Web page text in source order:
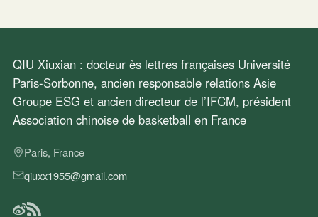
QIU Xiuxian : docteur ès lettres françaises Université
Paris-Sorbonne, ancien responsable relations Asie
Groupe ESG et ancien directeur de l’IFCM, président
Association chinoise de basketball en France
Paris, France
qiuxx1955@gmail.com